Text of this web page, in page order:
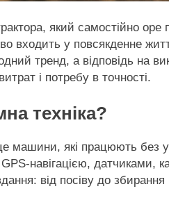
який самостійно
входить у повсякденне
тренд, а відповідь на
і потребу в точності.
техніка?
машини, які працюють без
навігацією, датчиками,
від посіву до